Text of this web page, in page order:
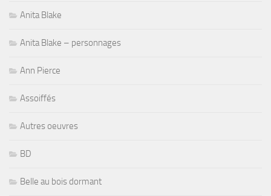
Anita Blake
Anita Blake – personnages
Ann Pierce
Assoiffés
Autres oeuvres
BD
Belle au bois dormant